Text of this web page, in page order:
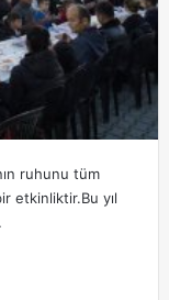
ruhunu tüm
etkinliktir.Bu yıl